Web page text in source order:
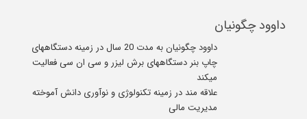
داوود چگونیان
داوود چگونیان به مدت 20 سال در زمینه دستگاههای
چاپ بنر دستگاههای برش لیزر و سی ان سی فعالیت
میکند
علاقه مند در زمینه تکنولوژی و نوآوری دانش آموخته
مدیریت مالی